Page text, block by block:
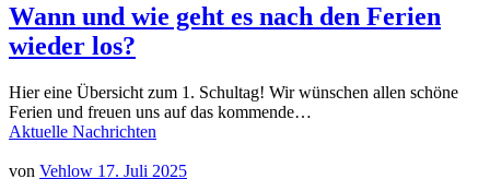
Wann und wie geht es nach den Ferien
wieder los?
Hier eine Übersicht zum 1. Schultag! Wir wünschen allen schöne
Ferien und freuen uns auf das kommende…
Aktuelle Nachrichten
von Vehlow 17. Juli 2025